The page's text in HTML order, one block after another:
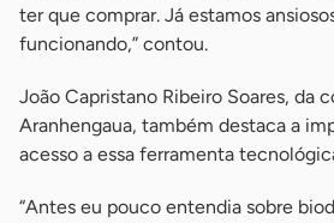
ter que comprar. Já estamos
funcionando,” contou.
João Capristano Ribeiro Soares, da
Aranhengaua, também destaca a
acesso a essa ferramenta
“Antes eu pouco entendia sobre